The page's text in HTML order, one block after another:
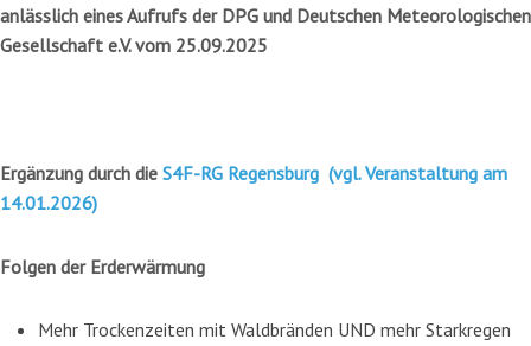
anlässlich eines Aufrufs der DPG und Deutschen Meteorologischen
Gesellschaft e.V. vom 25.09.2025
Ergänzung durch die S4F-RG Regensburg (vgl. Veranstaltung am
14.01.2026)
Folgen der Erderwärmung
Mehr Trockenzeiten mit Waldbränden UND mehr Starkregen